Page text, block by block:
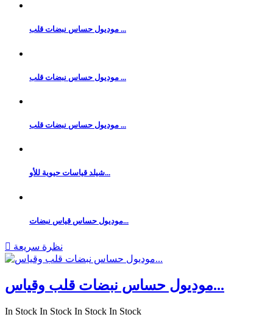
موديول حساس نبضات قلب ...
موديول حساس نبضات قلب ...
موديول حساس نبضات قلب ...
شيلد قياسات حيوية للأو...
موديول حساس قياس نبضات...
 نظرة سريعة
موديول حساس نبضات قلب وقياس...
In Stock In Stock In Stock In Stock